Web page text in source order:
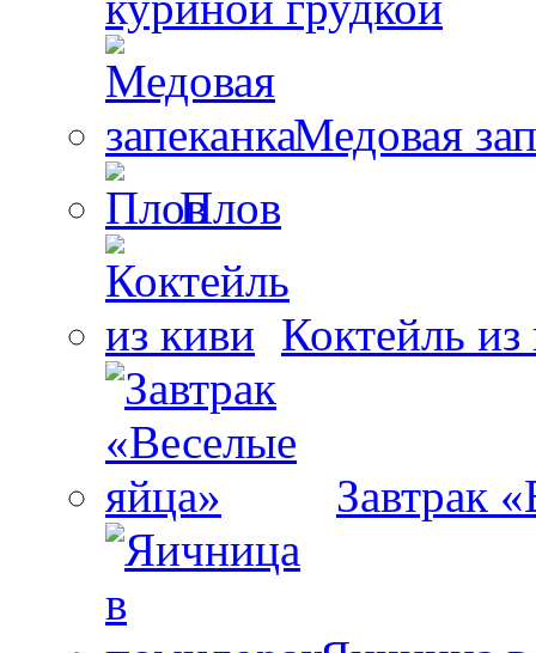
Медовая
Плов
Коктейль из
Завтрак